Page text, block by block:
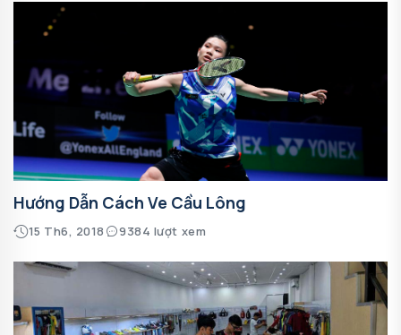
Hướng Dẫn Cách Ve Cầu Lông
15 Th6, 2018 9384 lượt xem